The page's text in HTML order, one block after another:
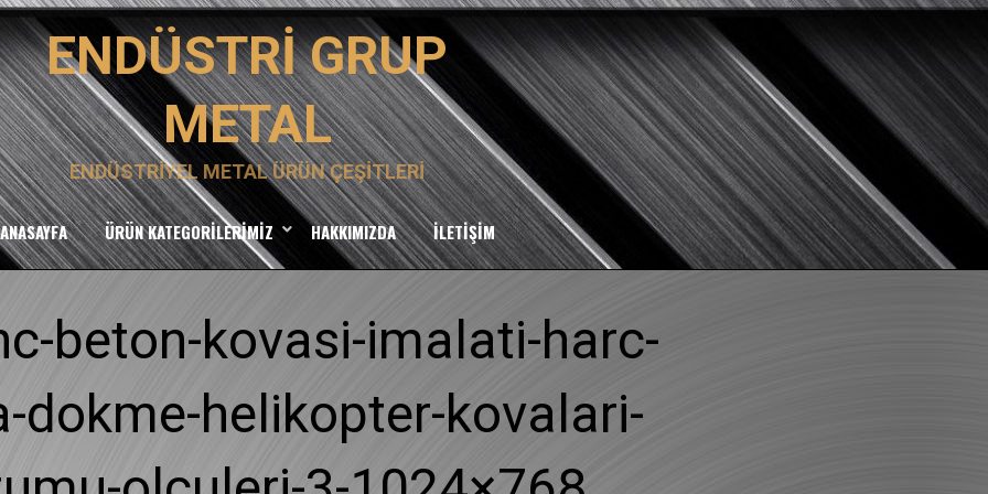
ENDÜSTRI GRUP
METAL
ENDÜSTRIYEL METAL ÜRÜN ÇEŞITLERI
ANASAYFA ÜRÜN KATEGORILERIMIZ HAKKIMIZDA İLETIŞIM
beton-kovasi-imalati-harc-
dokme-helikopter-kovalari-